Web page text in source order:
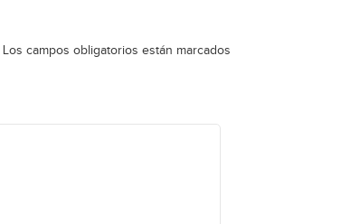
Los campos obligatorios están marcados